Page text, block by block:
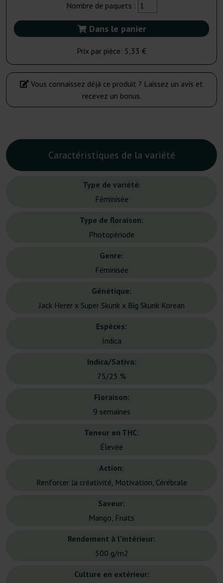
Nombre de paquets :
Dans le panier
Prix par pièce: 5,33 €
Vous connaissez déjà ce produit ? Laissez un avis et
recevez un bonus.
Caractéristiques de la variété
Type de variété:
Féminisée
Type de floraison:
Photopériode
Genre:
Féminisée
Génétique:
Jack Herer x Super Skunk x Big Skunk Korean
Espèces:
Indica
Indica/Sativa:
75/25 %
Floraison:
9 semaines
Teneur en THC:
Élevée
Action:
Renforcer la créativité, Motivation, Cérébrale
Saveur:
Mango, Fruits
Rendement à l'intérieur:
500 g/m2
Culture en extérieur: